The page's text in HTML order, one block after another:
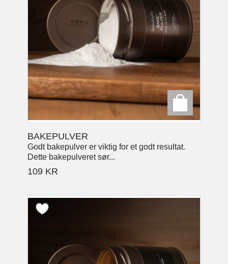
BAKEPULVER
Godt bakepulver er viktig for et godt resultat.
Dette bakepulveret sør...
109 KR